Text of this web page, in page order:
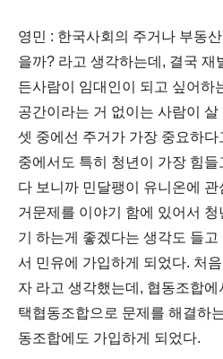
영민 : 한국사회의 주거나 부동
을까? 라고 생각하는데, 결국 재
든사람이 임대인이 되고 싶어하
공간이라는 거 없이는 사람이
셋 중에선 주거가 가장 중요하다
중에서도 특히 청년이 가장 힘
다 보니까 민달팽이 유니온에
거문제를 이야기 함에 있어서
기 하는게 좋겠다는 생각도 들
서 민유에 가입하게 되었다. 처
자 라고 생각했는데, 협동조합
택협동조합으로 문제를 해결하
동조합에도 가입하게 되었다.